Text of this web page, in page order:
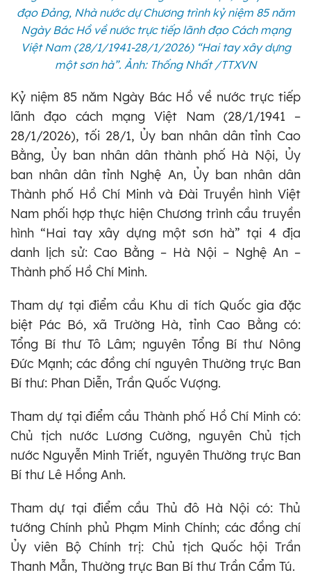
đạo Đảng, Nhà nước dự Chương trình kỷ niệm 85 năm
Ngày Bác Hồ về nước trực tiếp lãnh đạo Cách mạng
Việt Nam (28/1/1941-28/1/2026) “Hai tay xây dựng
một sơn hà”. Ảnh: Thống Nhất /TTXVN
Kỷ niệm 85 năm Ngày Bác Hồ về nước trực tiếp
lãnh đạo cách mạng Việt Nam (28/1/1941 –
28/1/2026), tối 28/1, Ủy ban nhân dân tỉnh Cao
Bằng, Ủy ban nhân dân thành phố Hà Nội, Ủy
ban nhân dân tỉnh Nghệ An, Ủy ban nhân dân
Thành phố Hồ Chí Minh và Đài Truyền hình Việt
Nam phối hợp thực hiện Chương trình cầu truyền
hình “Hai tay xây dựng một sơn hà” tại 4 địa
danh lịch sử: Cao Bằng – Hà Nội – Nghệ An –
Thành phố Hồ Chí Minh.
Tham dự tại điểm cầu Khu di tích Quốc gia đặc
biệt Pác Bó, xã Trường Hà, tỉnh Cao Bằng có:
Tổng Bí thư Tô Lâm; nguyên Tổng Bí thư Nông
Đức Mạnh; các đồng chí nguyên Thường trực Ban
Bí thư: Phan Diễn, Trần Quốc Vượng.
Tham dự tại điểm cầu Thành phố Hồ Chí Minh có:
Chủ tịch nước Lương Cường, nguyên Chủ tịch
nước Nguyễn Minh Triết, nguyên Thường trực Ban
Bí thư Lê Hồng Anh.
Tham dự tại điểm cầu Thủ đô Hà Nội có: Thủ
tướng Chính phủ Phạm Minh Chính; các đồng chí
Ủy viên Bộ Chính trị: Chủ tịch Quốc hội Trần
Thanh Mẫn, Thường trực Ban Bí thư Trần Cẩm Tú.